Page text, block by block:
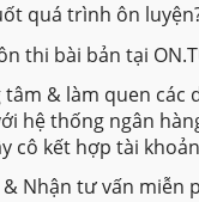
quá trình ôn
thi bài bản tại
& làm quen các
hệ thống ngân
cô kết hợp tài
Nhận tư vấn miễn